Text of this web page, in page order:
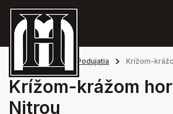
Hlavná stránka Podujatia Krížom-
Krížom-krážom
Nitrou